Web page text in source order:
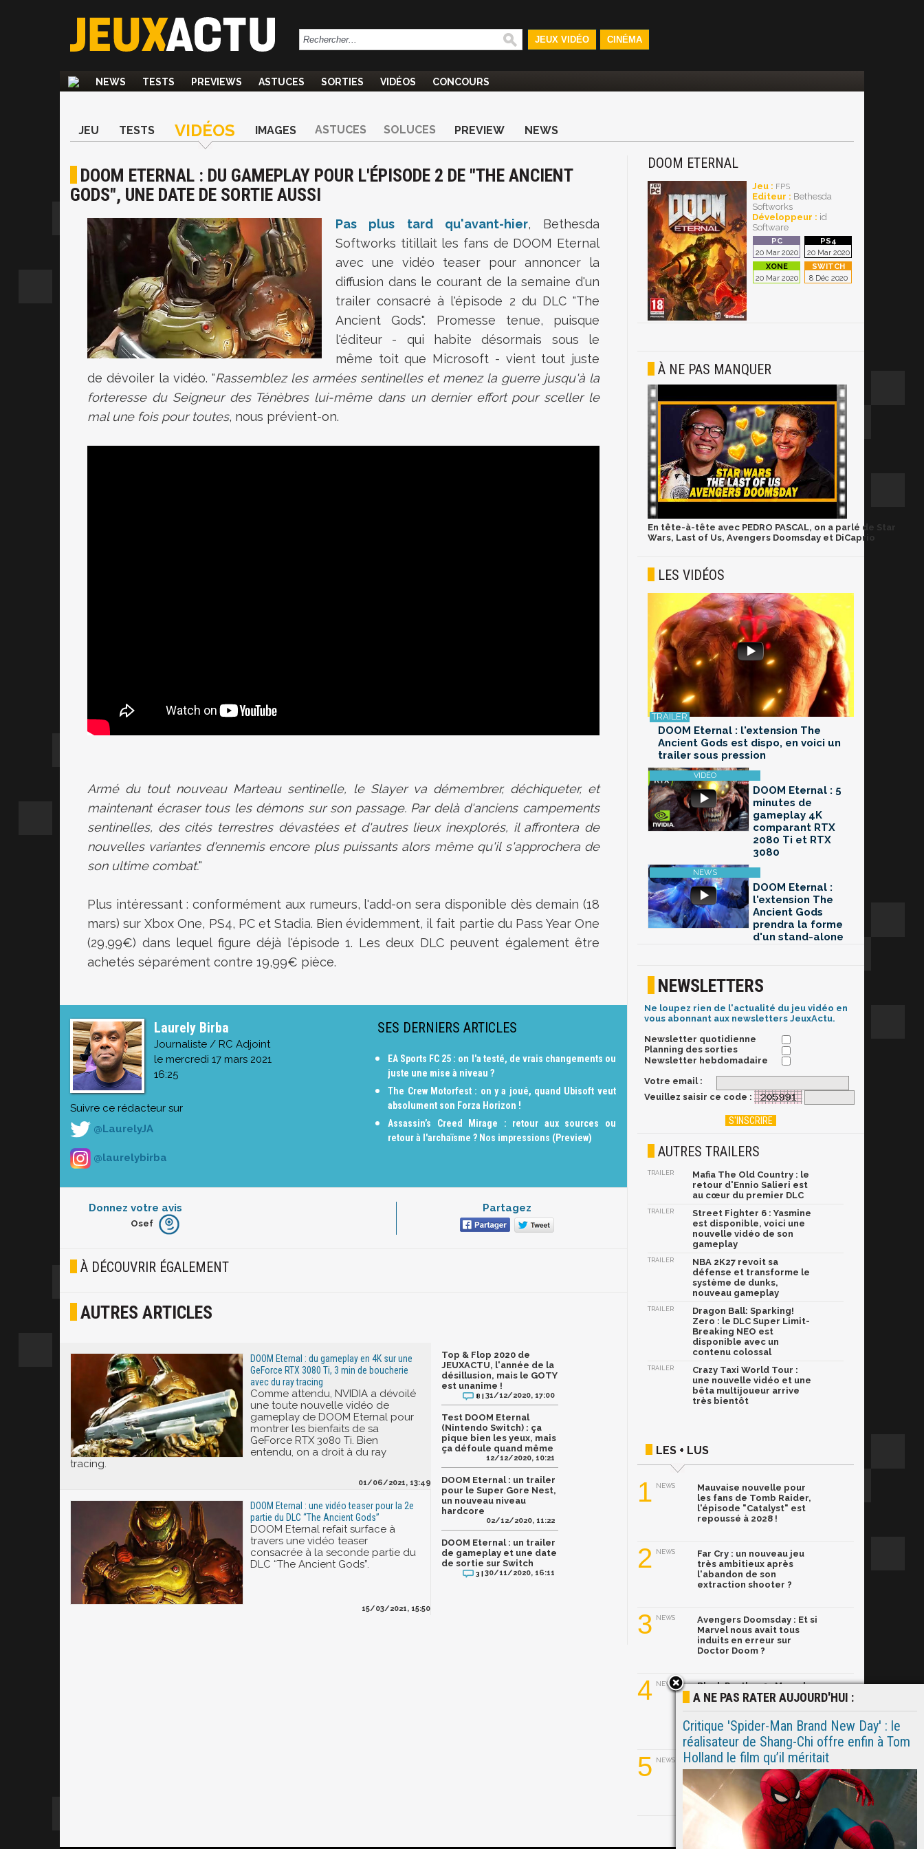
JEUX VIDÉO CINÉMA
NEWS TESTS PREVIEWS ASTUCES SORTIES VIDÉOS CONCOURS
JEU TESTS VIDÉOS IMAGES ASTUCES SOLUCES PREVIEW NEWS
DOOM ETERNAL : DU GAMEPLAY POUR L'ÉPISODE 2 DE "THE ANCIENT
GODS", UNE DATE DE SORTIE AUSSI
Pas plus tard qu'avant-hier, Bethesda
Softworks titillait les fans de DOOM Eternal
avec une vidéo teaser pour annoncer la
diffusion dans le courant de la semaine d'un
trailer consacré à l'épisode 2 du DLC "The
Ancient Gods". Promesse tenue, puisque
l'éditeur - qui habite désormais sous le
même toit que Microsoft - vient tout juste
de dévoiler la vidéo. "Rassemblez les armées sentinelles et menez la guerre jusqu'à la
forteresse du Seigneur des Ténèbres lui-même dans un dernier effort pour sceller le
mal une fois pour toutes, nous prévient-on.
Armé du tout nouveau Marteau sentinelle, le Slayer va démembrer, déchiqueter, et
maintenant écrasertous les démons sur son passage. Par delà d'anciens campements
sentinelles, des cités terrestres dévastées et d'autres lieux inexplorés, il affrontera de
nouvelles variantes d'ennemis encore plus puissants alors même qu'il s'approchera de
son ultime combat."
Plus intéressant : conformément aux rumeurs, l'add-on sera disponible dès demain (18
mars) sur Xbox One, PS4, PC et Stadia. Bien évidemment, il fait partie du Pass Year One
(29,99€) dans lequel figure déjà l'épisode 1. Les deux DLC peuvent également être
achetés séparément contre 19,99€ pièce.
Laurely Birba
Journaliste / RC Adjoint
le mercredi 17 mars 2021
16:25
Suivre ce rédacteur sur
@LaurelyJA
@laurelybirba
SES DERNIERS ARTICLES
EA Sports FC 25 : on l'a testé, de vrais changements ou
juste une mise à niveau ?
The Crew Motorfest : on y a joué, quand Ubisoft veut
absolument son Forza Horizon !
Assassin’s Creed Mirage : retour aux sources ou
retour à l'archaïsme ? Nos impressions (Preview)
Donnez votre avis
Furieux
Joyeux
Osef
Partagez
À DÉCOUVRIR ÉGALEMENT
AUTRES ARTICLES
DOOM Eternal : du gameplay en 4K sur une
GeForce RTX 3080 Ti, 3 min de boucherie
avec du ray tracing
Comme attendu, NVIDIA a dévoilé
une toute nouvelle vidéo de
gameplay de DOOM Eternal pour
montrer les bienfaits de sa
GeForce RTX 3080 Ti. Bien
entendu, on a droit à du ray
tracing.
01/06/2021, 13:49
DOOM Eternal : une vidéo teaser pour la 2e
partie du DLC “The Ancient Gods”
DOOM Eternal refait surface à
travers une vidéo teaser
consacrée à la seconde partie du
DLC “The Ancient Gods”.
15/03/2021, 15:50
Top & Flop 2020 de
JEUXACTU, l'année de la
désillusion, mais le GOTY
est unanime !
8 |31/12/2020, 17:00
Test DOOM Eternal
(Nintendo Switch) : ça
pique bien les yeux, mais
ça défoule quand même
12/12/2020, 10:21
DOOM Eternal : un trailer
pour le Super Gore Nest,
un nouveau niveau
hardcore
02/12/2020, 11:22
DOOM Eternal : un trailer
de gameplay et une date
de sortie sur Switch
3 |30/11/2020, 16:11
DOOM ETERNAL
Jeu : FPS
Editeur : Bethesda
Softworks
Développeur : id
Software
20 Mar 2020 20 Mar 2020
20 Mar 2020 8 Déc 2020
À NE PAS MANQUER
En tête-à-tête avec PEDRO PASCAL, on a parlé de Star
Wars, Last of Us, Avengers Doomsday et DiCaprio
LES VIDÉOS
DOOM Eternal : l'extension The
Ancient Gods est dispo, en voici un
trailer sous pression
DOOM Eternal : 5
minutes de
gameplay 4K
comparant RTX
2080 Ti et RTX
3080
DOOM Eternal :
l'extension The
Ancient Gods
prendra la forme
d'un stand-alone
NEWSLETTERS
Ne loupez rien de l'actualité du jeu vidéo en
vous abonnant aux newsletters JeuxActu.
Newsletter quotidienne
Planning des sorties
Newsletter hebdomadaire
Votre email :
Veuillez saisir ce code :
AUTRES TRAILERS
TRAILER
Mafia The Old Country : le
retour d'Ennio Salieri est
au cœur du premier DLC
TRAILER
Street Fighter 6 : Yasmine
est disponible, voici une
nouvelle vidéo de son
gameplay
TRAILER
NBA 2K27 revoit sa
défense et transforme le
système de dunks,
nouveau gameplay
TRAILER
Dragon Ball: Sparking!
Zero : le DLC Super Limit-
Breaking NEO est
disponible avec un
contenu colossal
TRAILER
Crazy Taxi World Tour :
une nouvelle vidéo et une
bêta multijoueur arrive
très bientôt
LES + LUS
1 NEWS
Mauvaise nouvelle pour
les fans de Tomb Raider,
l'épisode "Catalyst" est
repoussé à 2028 !
2 NEWS
Far Cry : un nouveau jeu
très ambitieux après
l'abandon de son
extraction shooter ?
3 NEWS
Avengers Doomsday : Et si
Marvel nous avait tous
induits en erreur sur
Doctor Doom ?
4 NEWS
Black Panther 3 : Marvel
dévoile son nouveau
quelques semaines
5 NEWS
Ghost Rider dans le MCU :
Ryan Gosling prend le
relais de Nicolas Cage
A NE PAS RATER AUJOURD'HUI :
Critique 'Spider-Man Brand New Day' : le
réalisateur de Shang-Chi offre enfin à Tom
Holland le film qu’il méritait